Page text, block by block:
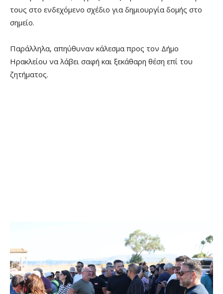
τους στο ενδεχόμενο σχέδιο για δημιουργία δομής στο
σημείο.
Παράλληλα, απηύθυναν κάλεσμα προς τον Δήμο
Ηρακλείου να λάβει σαφή και ξεκάθαρη θέση επί του
ζητήματος.